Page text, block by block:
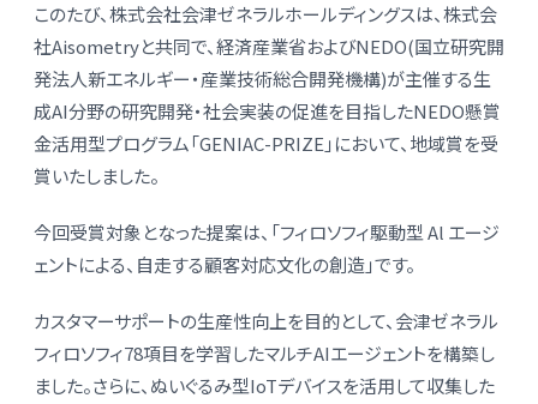
本文
このたび、株式会社会津ゼネラルホールディングスは、株式会
社Aisometryと共同で、経済産業省およびNEDO(国立研究開
発法人新エネルギー・産業技術総合開発機構)が主催する生
成AI分野の研究開発・社会実装の促進を目指したNEDO懸賞
金活用型プログラム「GENIAC-PRIZE」において、地域賞を受
賞いたしました。
今回受賞対象となった提案は、「フィロソフィ駆動型 Al エージ
ェントによる、自走する顧客対応文化の創造」です。
カスタマーサポートの生産性向上を目的として、会津ゼネラル
フィロソフィ78項目を学習したマルチAIエージェントを構築し
ました。さらに、ぬいぐるみ型IoTデバイスを活用して収集した